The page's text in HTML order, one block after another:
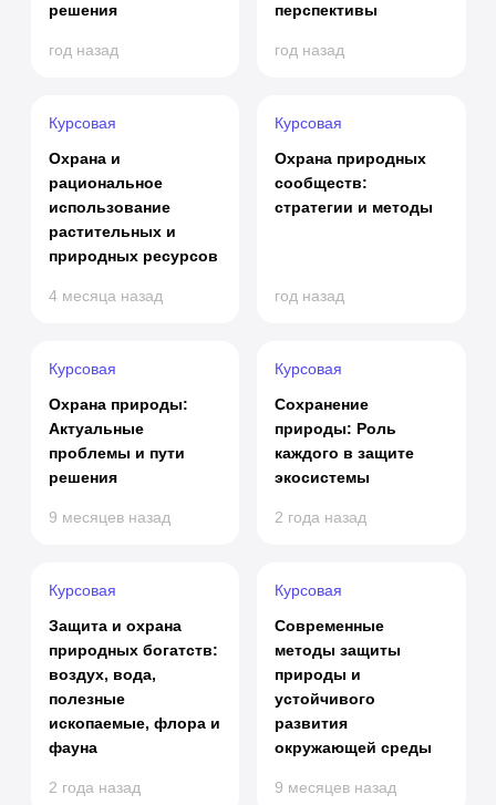
решения
год назад
перспективы
год назад
Курсовая
Охрана и
рациональное
использование
растительных и
природных ресурсов
4 месяца назад
Курсовая
Охрана природных
сообществ:
стратегии и методы
год назад
Курсовая
Охрана природы:
Актуальные
проблемы и пути
решения
9 месяцев назад
Курсовая
Сохранение
природы: Роль
каждого в защите
экосистемы
2 года назад
Курсовая
Защита и охрана
природных богатств:
воздух, вода,
полезные
ископаемые, флора и
фауна
2 года назад
Курсовая
Современные
методы защиты
природы и
устойчивого
развития
окружающей среды
9 месяцев назад